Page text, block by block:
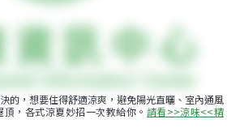
的，想要住得舒適涼爽，避免陽光直曬、室內通風
，各式涼夏妙招一次教給你。 請看>>涼味<<精